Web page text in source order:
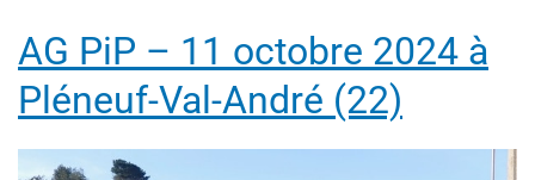
AG PiP – 11 octobre 2024 à
Pléneuf-Val-André (22)